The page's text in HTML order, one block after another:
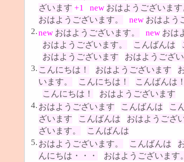
ざいます +1 new おはようございます
おはようございます。
new おはよう
2.new おはようございます。 new おは
おはようございます。
こんばんは
おはようございます
おはようござい
3. こんにちは！ おはようございます
います。
こんにちは！ こんばんは！
こんにちは！
おはようございます
4. おはようございます こんばんは こ
ざいます
こんばんは おはようござ
ざいます。
こんばんは
5. おはようございます。 こんばんは
んにちは・・・
おはようございます。